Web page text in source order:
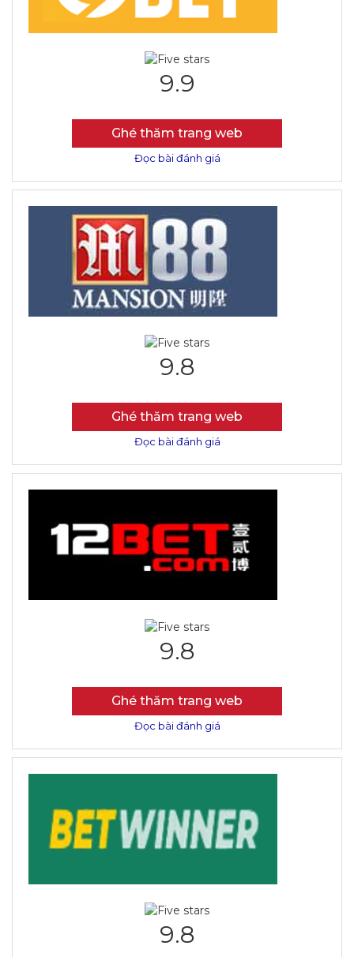
9.9
Ghé thăm trang web
Đọc bài đánh giá
9.8
Ghé thăm trang web
Đọc bài đánh giá
9.8
Ghé thăm trang web
Đọc bài đánh giá
9.8